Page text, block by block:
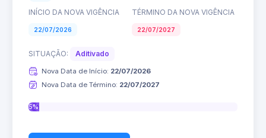
INÍCIO DA NOVA VIGÊNCIA
TÉRMINO DA NOVA VIGÊNCIA
22/07/2026 22/07/2027
SITUAÇÃO: Aditivado
Nova Data de Início: 22/07/2026
Nova Data de Término: 22/07/2027
5%